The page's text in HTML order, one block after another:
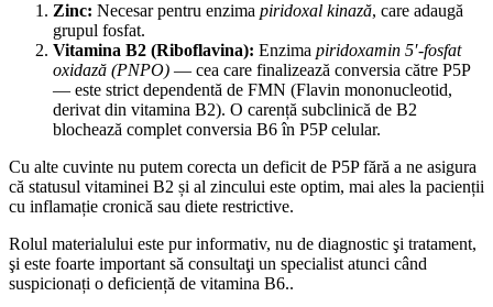
Zinc: Necesar pentru enzima piridoxal kinază, care adaugă
grupul fosfat.
Vitamina B2 (Riboflavina): Enzima piridoxamin 5′-fosfat
oxidază (PNPO) — cea care finalizează conversia către P5P
— este strict dependentă de FMN (Flavin mononucleotid,
derivat din vitamina B2). O carență subclinică de B2
blochează complet conversia B6 în P5P celular.
Cu alte cuvinte nu putem corecta un deficit de P5P fără a ne asigura
că statusul vitaminei B2 și al zincului este optim, mai ales la pacienții
cu inflamație cronică sau diete restrictive.
Rolul materialului este pur informativ, nu de diagnostic şi tratament,
şi este foarte important să consultaţi un specialist atunci când
suspicionați o deficiență de vitamina B6..